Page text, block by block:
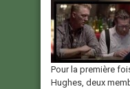
Pour la première
Hughes, deux